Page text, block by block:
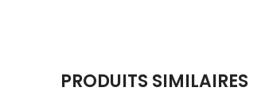
PRODUITS SIMILAIRES